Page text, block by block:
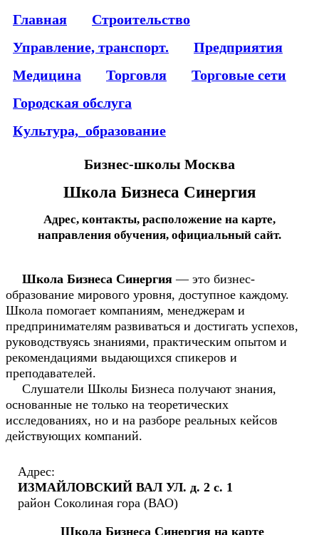
Главная
Строительство
Управление, транспорт.
Предприятия
Медицина
Торговля
Торговые сети
Городская обслуга
Культура,_образование
Бизнес-школы Москва
Школа Бизнеса Синергия
Адрес, контакты, расположение на карте,
направления обучения, официальный сайт.
Школа Бизнеса Синергия — это бизнес-
образование мирового уровня, доступное каждому.
Школа помогает компаниям, менеджерам и
предпринимателям развиваться и достигать успехов,
руководствуясь знаниями, практическим опытом и
рекомендациями выдающихся спикеров и
преподавателей.
Слушатели Школы Бизнеса получают знания,
основанные не только на теоретических
исследованиях, но и на разборе реальных кейсов
действующих компаний.
Адрес:
ИЗМАЙЛОВСКИЙ ВАЛ УЛ. д. 2 с. 1
район Соколиная гора (ВАО)
Школа Бизнеса Синергия на карте